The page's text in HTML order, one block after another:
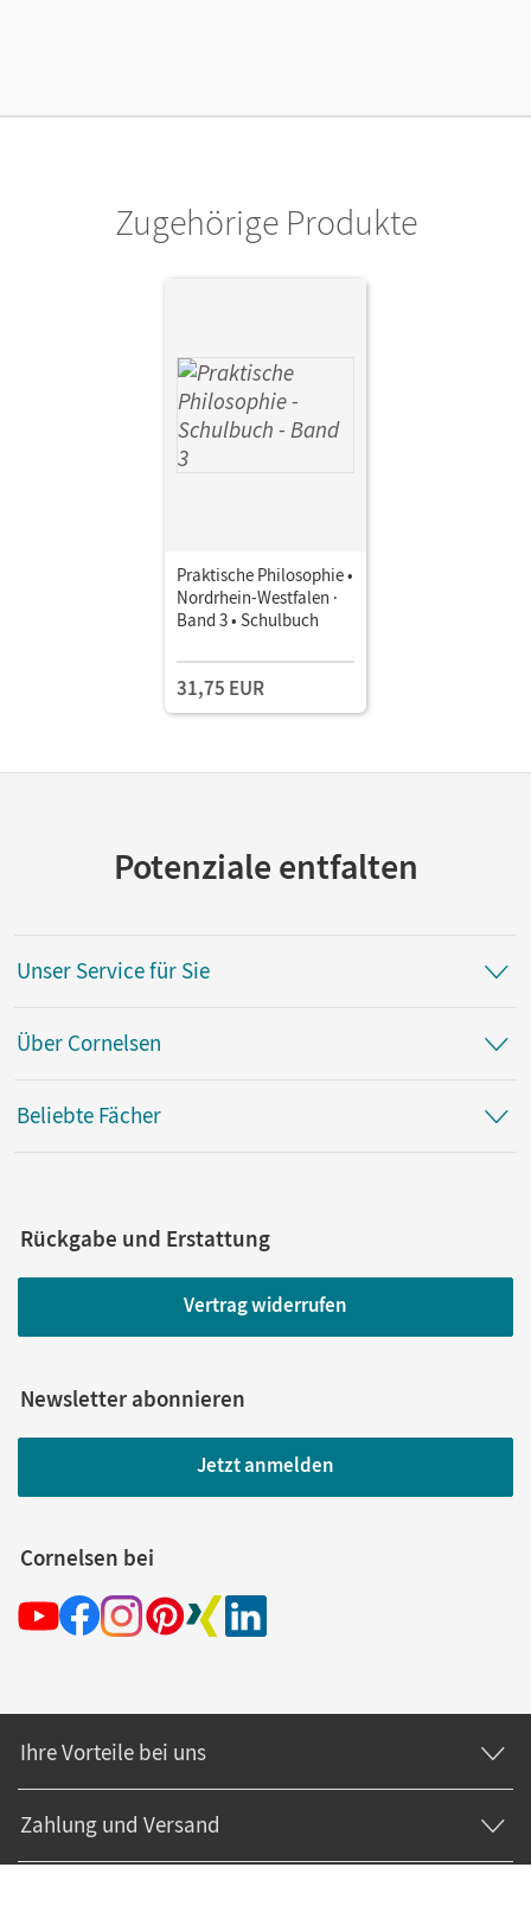
Zugehörige Produkte
Praktische Philosophie •
Nordrhein-Westfalen ·
Band 3 • Schulbuch
31,75 EUR
Potenziale entfalten
Unser Service für Sie
Über Cornelsen
Beliebte Fächer
Rückgabe und Erstattung
Vertrag widerrufen
Newsletter abonnieren
Jetzt anmelden
Cornelsen bei
Ihre Vorteile bei uns
Zahlung und Versand